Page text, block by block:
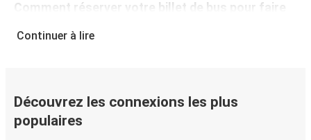
Comment réserver votre billet de bus pour faire
Liège en ligne, vous pouvez choisir entre différents
modes de paiement sécurisés : carte bancaire, PayPal,
Google Pay ou encore Apple Pay. Vous pouvez également
Continuer à lire
Découvrez les connexions les plus
populaires